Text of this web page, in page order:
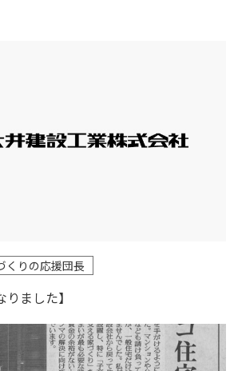
くりの応援団長
りました】